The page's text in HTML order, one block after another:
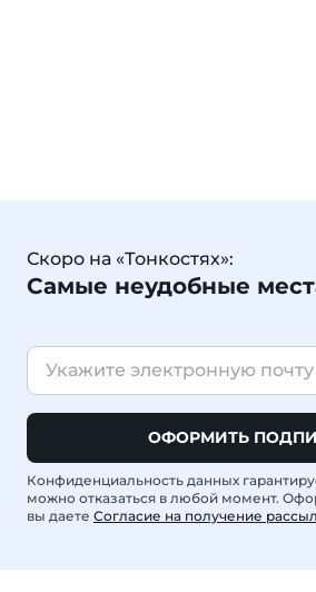
Скоро на «Тонкостях»:
Самые неудобные
ОФОРМИТЬ
Конфиденциальность данных
можно отказаться в любой момент.
вы даете Согласие на получение